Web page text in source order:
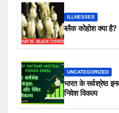
ILLNESSES
ब्लैक कोहोश क्या है?
UNCATEGORIZED
भारत के सर्वश्रेष्ठ
निवेश विकल्प